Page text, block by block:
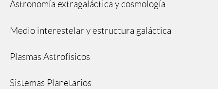
Astronomía extragaláctica y cosmología
Medio interestelar y estructura galáctica
Plasmas Astrofísicos
Sistemas Planetarios